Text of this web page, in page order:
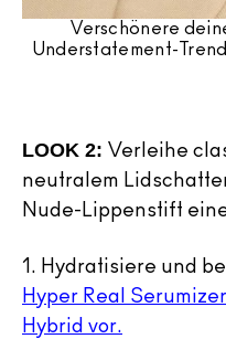
Verschönere
Understatement-
LOOK 2: Verleihe
neutralem
Nude-Lippenstift
1. Hydratisiere und
Hyper Real
Hybrid vor.